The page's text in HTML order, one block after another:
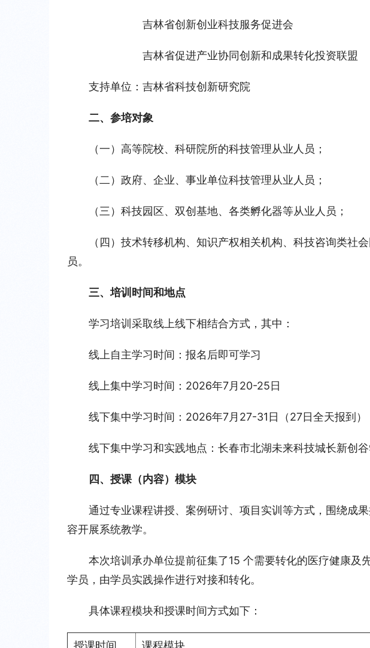
吉林省创新创业科技服务促进会
吉林省促进产业协同创新和成果转化投资联盟
支持单位：吉林省科技创新研究院
二、参培对象
（一）高等院校、科研院所的科技管理从业人员；
（二）政府、企业、事业单位科技管理从业人员；
（三）科技园区、双创基地、各类孵化器等从业人员；
（四）技术转移机构、知识产权相关机构、科技咨询类社
员。
三、培训时间和地点
学习培训采取线上线下相结合方式，其中：
线上自主学习时间：报名后即可学习
线上集中学习时间：2026年7月20-25日
线下集中学习时间：2026年7月27-31日（27日全天报到）
线下集中学习和实践地点：长春市北湖未来科技城长新创
四、授课（内容）模块
通过专业课程讲授、案例研讨、项目实训等方式，围绕成
容开展系统教学。
本次培训承办单位提前征集了15 个需要转化的医疗健康及
学员，由学员实践操作进行对接和转化。
具体课程模块和授课时间方式如下：
授课时间 课程模块